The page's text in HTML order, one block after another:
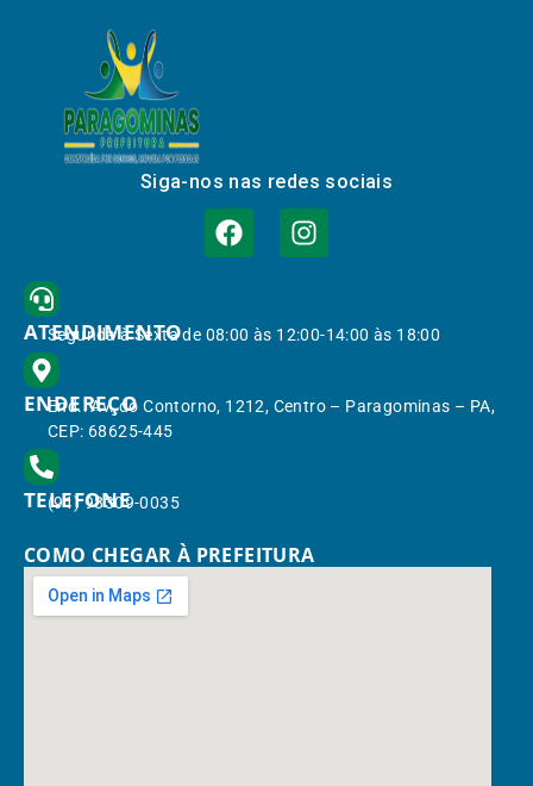
Siga-nos nas redes sociais
ATENDIMENTO
Segunda à Sexta de 08:00 às 12:00-14:00 às 18:00
ENDEREÇO
End.: Av. do Contorno, 1212, Centro – Paragominas – PA,
CEP: 68625-445
TELEFONE
(91) 98309-0035
COMO CHEGAR À PREFEITURA